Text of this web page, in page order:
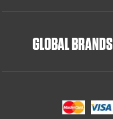
GLOBAL BRANDS